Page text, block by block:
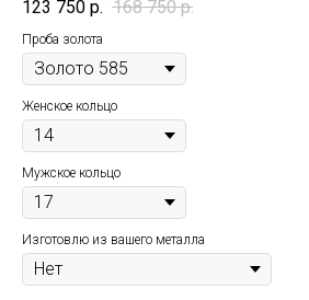
123 750 р. 168 750 р.
Проба золота
Женское кольцо
Мужское кольцо
Изготовлю из вашего металла